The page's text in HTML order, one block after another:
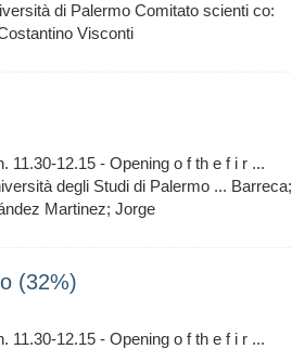
di Palermo Comitato scienti co:
Visconti
11.30-12.15 - Opening o f th e f i r ...
degli Studi di Palermo ... Barreca;
Martinez; Jorge
(32%)
11.30-12.15 - Opening o f th e f i r ...